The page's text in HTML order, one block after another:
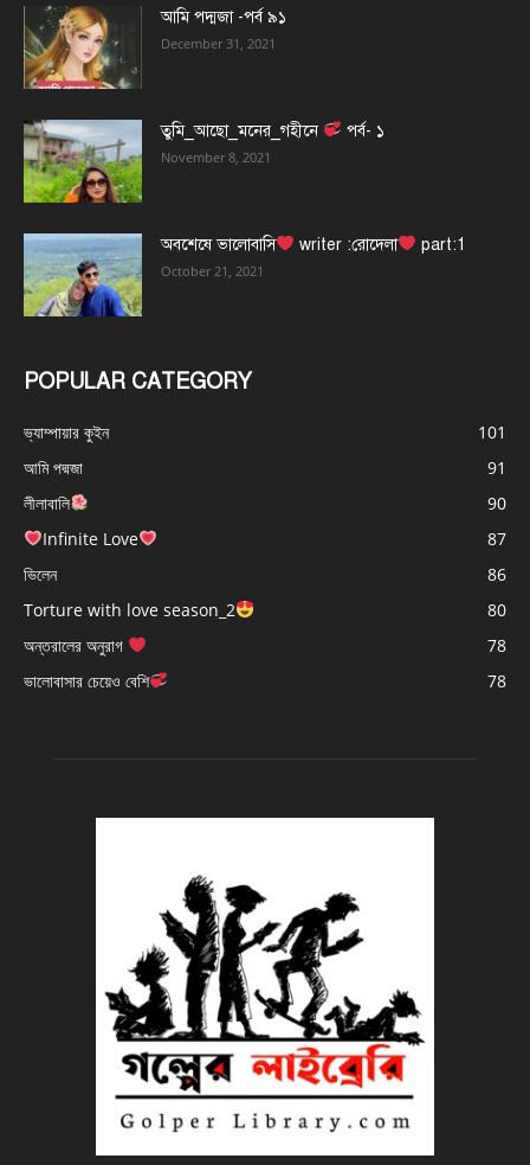
আমি পদ্মজা -পর্ব ৯১
December 31, 2021
তুমি_আছো_মনের_গহীনে পর্ব- ১
November 8, 2021
অবশেষে ভালোবাসি writer :রোদেলা part:1
October 21, 2021
POPULAR CATEGORY
ভ্যাম্পায়ার কুইন
101
আমি পদ্মজা
91
লীলাবালি
90
Infinite Love
87
ভিলেন
86
Torture with love season_2
80
অন্তরালের অনুরাগ
78
ভালোবাসার চেয়েও বেশি
78